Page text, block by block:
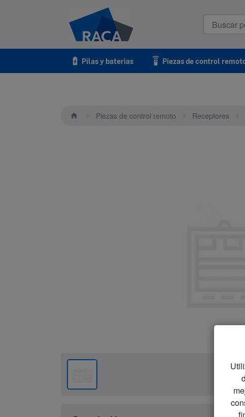
Raca
battery_charging_full Pilas y baterias settings_remote Piezas de control
home Piezas de control remoto Receptores